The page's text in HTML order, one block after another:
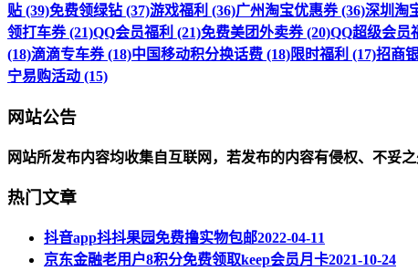
贴 (39)免费领绿钻 (37)游戏福利 (36)广州淘宝优惠券 (36)深圳淘
领打车券 (21)QQ会员福利 (21)免费美团外卖券 (20)QQ超级会员
(18)滴滴专车券 (18)中国移动积分换话费 (18)限时福利 (17)招商
宁易购活动 (15)
网站公告
网站所发布内容均收集自互联网，若发布的内容有侵权、不妥
热门文章
抖音app抖抖果园免费撸实物包邮2022-04-11
京东金融老用户8积分免费领取keep会员月卡2021-10-24